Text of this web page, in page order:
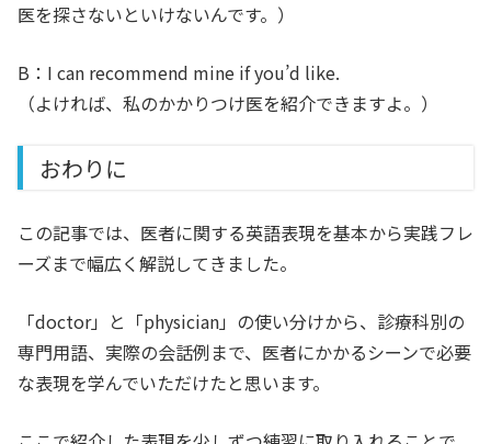
医を探さないといけないんです。）
B：I can recommend mine if you’d like.
（よければ、私のかかりつけ医を紹介できますよ。）
おわりに
この記事では、医者に関する英語表現を基本から実践フレ
ーズまで幅広く解説してきました。
「doctor」と「physician」の使い分けから、診療科別の
専門用語、実際の会話例まで、医者にかかるシーンで必要
な表現を学んでいただけたと思います。